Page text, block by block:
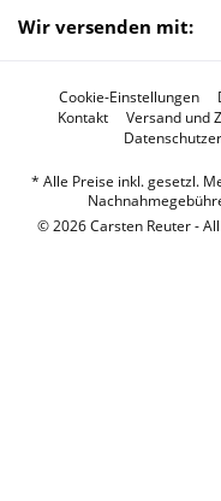
Wir versenden mit:
Cookie-Einstellungen
Kontakt
Versand und
* Alle Preise inkl. gesetzl.
© 2026 Carsten Reuter -